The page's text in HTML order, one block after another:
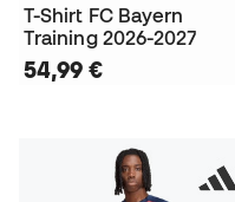
T-Shirt FC Bayern
Training 2026-2027
54,99 €